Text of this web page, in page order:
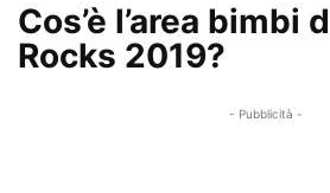
Cos’è l’area bimbi
Rocks 2019?
- Pubblicità -